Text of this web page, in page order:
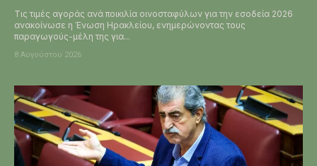
Τις τιμές αγοράς ανά ποικιλία οινοσταφύλων για την εσοδεία 2026
ανακοίνωσε η Ένωση Ηρακλείου, ενημερώνοντας τους
παραγωγούς-μέλη της για...
8 Αυγούστου 2026